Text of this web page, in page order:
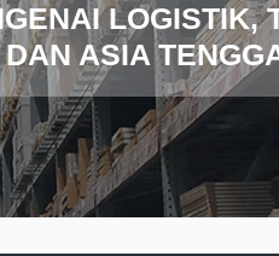
LOGISTIK,
ASIA